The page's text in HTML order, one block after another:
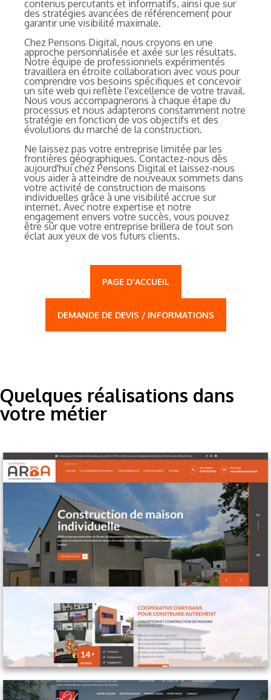
contenus percutants et informatifs, ainsi que sur
des stratégies avancées de référencement pour
garantir une visibilité maximale.
Chez Pensons Digital, nous croyons en une
approche personnalisée et axée sur les résultats.
Notre équipe de professionnels expérimentés
travaillera en étroite collaboration avec vous pour
comprendre vos besoins spécifiques et concevoir
un site web qui reflète l'excellence de votre travail.
Nous vous accompagnerons à chaque étape du
processus et nous adapterons constamment notre
stratégie en fonction de vos objectifs et des
évolutions du marché de la construction.
Ne laissez pas votre entreprise limitée par les
frontières géographiques. Contactez-nous dès
aujourd'hui chez Pensons Digital et laissez-nous
vous aider à atteindre de nouveaux sommets dans
votre activité de construction de maisons
individuelles grâce à une visibilité accrue sur
internet. Avec notre expertise et notre
engagement envers votre succès, vous pouvez
être sûr que votre entreprise brillera de tout son
éclat aux yeux de vos futurs clients.
PAGE D'ACCUEIL
DEMANDE DE DEVIS / INFORMATIONS
Quelques réalisations dans
votre métier